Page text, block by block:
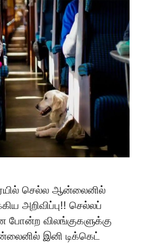
செல்ல ஆன்லைனில்
அறிவிப்பு!! செல்லப்
போன்ற விலங்குகளுக்கு
இனி டிக்கெட்